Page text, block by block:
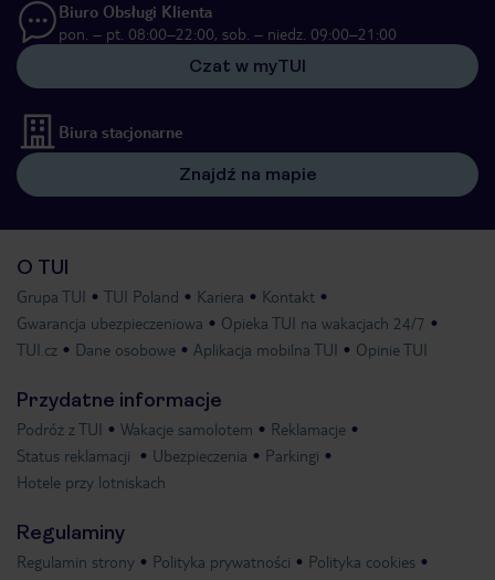
Biuro Obsługi Klienta
pon. – pt. 08:00–22:00, sob. – niedz. 09:00–21:00
Czat w myTUI
Biura stacjonarne
Znajdź na mapie
O TUI
Grupa TUI TUI Poland Kariera
Kontakt
Gwarancja ubezpieczeniowa
Opieka TUI na wakacjach 24/7
TUI.cz
Dane osobowe Aplikacja mobilna TUI Opinie TUI
Przydatne informacje
Podróż z TUI Wakacje samolotem
Reklamacje
Status reklamacji
Ubezpieczenia
Parkingi
Hotele przy lotniskach
Regulaminy
Regulamin strony Polityka prywatności
Polityka cookies